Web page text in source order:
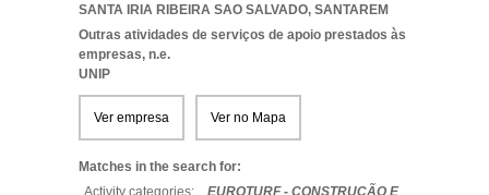
SANTA IRIA RIBEIRA SAO SALVADO, SANTAREM
Outras atividades de serviços de apoio prestados às
empresas, n.e.
UNIP
Ver empresa Ver no Mapa
Matches in the search for:
Activity categories: ...EUROTURF - CONSTRUÇÃO E